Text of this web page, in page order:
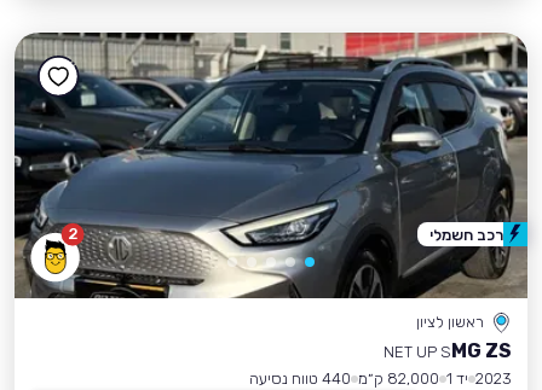
2
ראשון לציון
MG ZS
NET UP S
2023 יד 1 82,000 ק״מ
440 טווח נסיעה
רכב חשמלי